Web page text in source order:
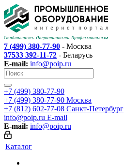
7 (499) 380-77-90 - Москва
37533 392-11-72 - Беларусь
E-mail: info@poip.ru
+7 (499) 380-77-90
+7 (499) 380-77-90 Москва
+7 (812) 602-77-08 Санкт-Петербург
info@poip.ru E-mail
E-mail: info@poip.ru
Каталог